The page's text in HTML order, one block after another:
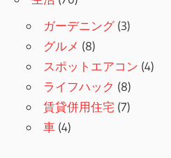
ガーデニング(3)
グルメ (8)
スポットエアコン (4)
ライフハック (8)
賃貸併用住宅 (7)
車 (4)